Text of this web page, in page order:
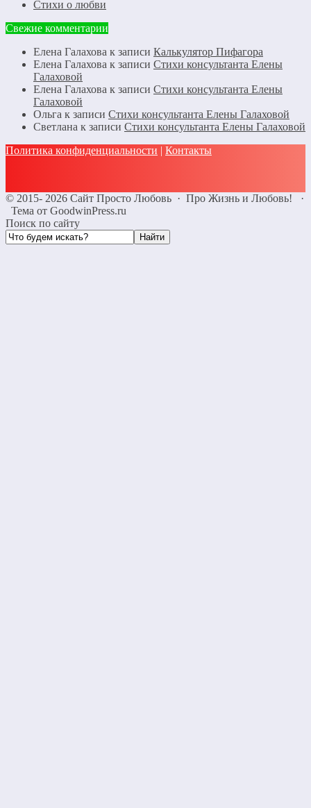
Стихи о любви
Свежие комментарии
Елена Галахова к записи Калькулятор Пифагора
Елена Галахова к записи Стихи консультанта Елены
Галаховой
Елена Галахова к записи Стихи консультанта Елены
Галаховой
Ольга к записи Стихи консультанта Елены Галаховой
Светлана к записи Стихи консультанта Елены Галаховой
Политика конфиденциальности | Контакты
© 2015- 2026 Сайт Просто Любовь · Про Жизнь и Любовь!
·
Тема от GoodwinPress.ru
Поиск по сайту